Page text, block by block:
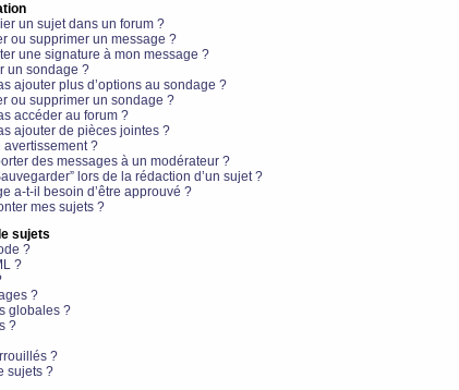
un sujet dans un forum ?
ou supprimer un message ?
une signature à mon message ?
un sondage ?
ajouter plus d’options au sondage ?
ou supprimer un sondage ?
accéder au forum ?
ajouter de pièces jointes ?
avertissement ?
des messages à un modérateur ?
lors de la rédaction d’un sujet ?
a-t-il besoin d’être approuvé ?
mes sujets ?
sujets
?
?
?
globales ?
?
?
sujets ?